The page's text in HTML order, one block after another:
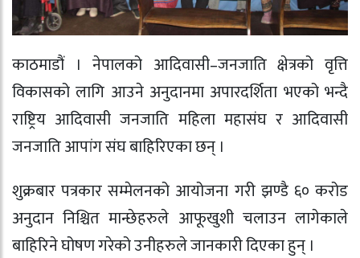
काठमाडौं । नेपालको आदिवासी–जनजाति क्षेत्रको वृत्ति
विकासको लागि आउने अनुदानमा अपारदर्शिता भएको भन्दै
राष्ट्रिय आदिवासी जनजाति महिला महासंघ र आदिवासी
जनजाति आपांग संघ बाहिरिएका छन् ।
शुक्रबार पत्रकार सम्मेलनको आयोजना गरी झण्डै ६० करोड
अनुदान निश्चित मान्छेहरुले आफूखुशी चलाउन लागेकाले
बाहिरिने घोषण गरेको उनीहरुले जानकारी दिएका हुन् ।